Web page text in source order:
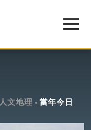
人文地理 當年今日